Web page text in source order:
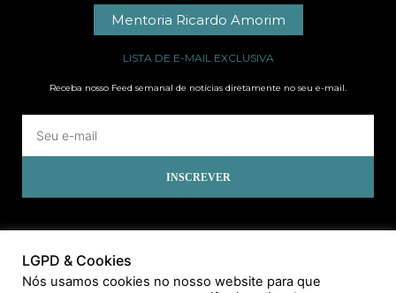
Mentoria Ricardo Amorim
LISTA DE E-MAIL EXCLUSIVA
Receba nosso Feed semanal de notícias diretamente no seu e-mail.
INSCREVER
LGPD & Cookies
Nós usamos cookies no nosso website para que